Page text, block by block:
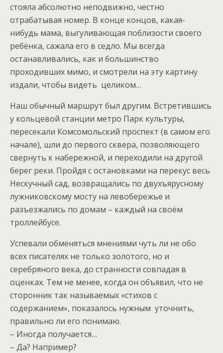
стояла абсолютно неподвижно, честно
отрабатывая номер. В конце концов, какая-
нибудь мама, выгуливающая поблизости своего
ребёнка, сажала его в седло. Мы всегда
останавливались, как и большинство
проходивших мимо, и смотрели на эту картину
издали, чтобы видеть целиком…
Наш обычный маршрут был другим. Встретившись
у кольцевой станции метро Парк культуры,
пересекали Комсомольский проспект (в самом его
начале), шли до первого сквера, позволяющего
свернуть к набережной, и переходили на другой
берег реки. Пройдя с остановками на перекус весь
Нескучный сад, возвращались по двухъярусному
лужниковскому мосту на левобережье и
разъезжались по домам – каждый на своём
троллейбусе.
Успевали обменяться мнениями чуть ли не обо
всех писателях не только золотого, но и
серебряного века, до странности совпадая в
оценках. Тем не менее, когда он объявил, что не
сторонник так называемых «стихов с
содержанием», показалось нужным уточнить,
правильно ли его понимаю.
– Иногда получается…
– Да? Например?